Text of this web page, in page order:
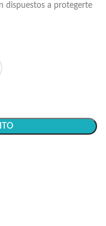
dispuestos a protegerte